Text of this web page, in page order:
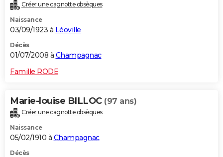
Créer une cagnotte obsèques
Naissance
03/09/1923 à Léoville
Décès
01/07/2008 à Champagnac
Famille RODE
Marie-louise BILLOC (97 ans)
Créer une cagnotte obsèques
Naissance
05/02/1910 à Champagnac
Décès